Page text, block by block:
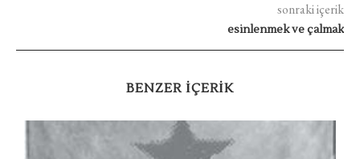
sonraki içerik
esinlenmek ve çalmak
BENZER IÇERIK